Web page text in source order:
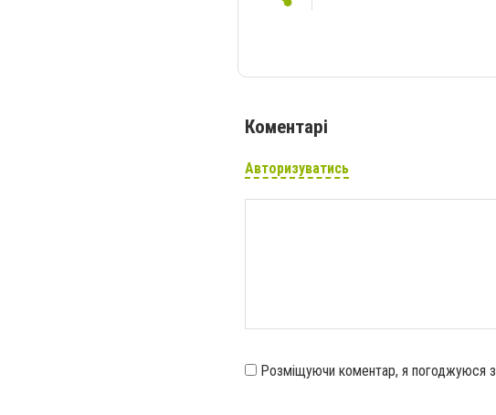
Коментарі
Авторизуватись
Розміщуючи коментар, я погоджуюся з